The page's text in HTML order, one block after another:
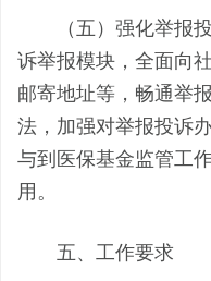
（五）强化举报
诉举报模块，全面向
邮寄地址等，畅通举
法，加强对举报投诉
与到医保基金监管工
用。
五、工作要求